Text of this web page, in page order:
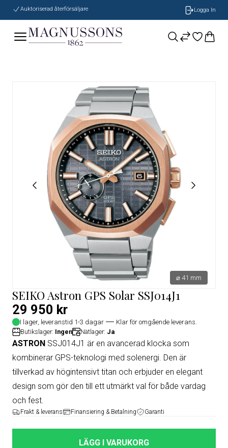
Auktoriserad återförsäljare Logga In
⌀ 41 mm
SEIKO Astron GPS Solar SSJ014J1
29 950 kr
I lager, leveranstid 1-3 dagar
Klar för omgående leverans.
Butikslager: Ingen Nätlager: Ja
ASTRON SSJ014J1 är en avancerad klocka som
kombinerar GPS-teknologi med solenergi. Den är
tillverkad av högintensivt titan och erbjuder en elegant
design som gör den till ett utmärkt val för både vardag
och fest.
Frakt & leverans Finansiering & Betalning Garanti
LÄGG I VARUKORG